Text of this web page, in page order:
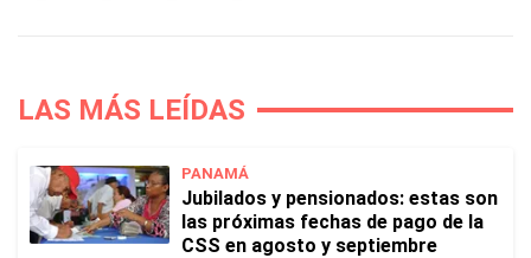
LAS MÁS LEÍDAS
PANAMÁ
Jubilados y pensionados: estas son
las próximas fechas de pago de la
CSS en agosto y septiembre